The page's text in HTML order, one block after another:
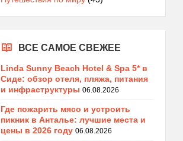
ВСЕ САМОЕ СВЕЖЕЕ
Linda Sunny Beach Hotel & Spa 5* в
Сиде: обзор отеля, пляжа, питания
и инфраструктуры 06.08.2026
Где пожарить мясо и устроить
пикник в Анталье: лучшие места и
цены в 2026 году 06.08.2026